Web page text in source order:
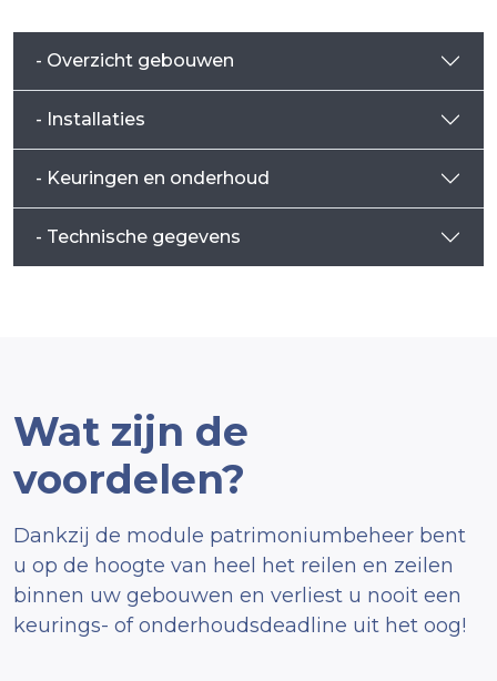
- Overzicht gebouwen
- Installaties
- Keuringen en onderhoud
- Technische gegevens
Wat zijn de
voordelen?
Dankzij de module patrimoniumbeheer bent
u op de hoogte van heel het reilen en zeilen
binnen uw gebouwen en verliest u nooit een
keurings- of onderhoudsdeadline uit het oog!